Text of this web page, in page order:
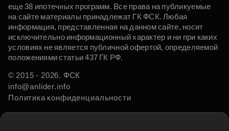
еще 38 ипотечных программ. Все права на публикуемые
на сайте материалы принадлежат ГК ФСК. Любая
информация, представленная на данном сайте, носит
исключительно информационный характер и ни при каких
условиях не является публичной офертой, определяемой
положениями статьи 437 ГК РФ.
© 2015 - 2026. ФСК
info@anlider.info
Политика конфиденциальности